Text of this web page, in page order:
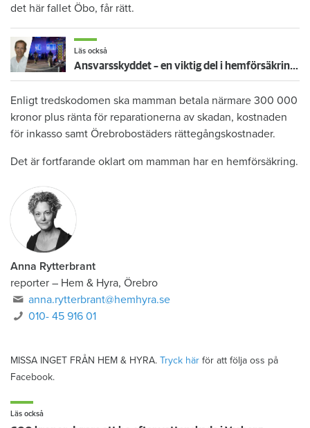
det här fallet Öbo, får rätt.
Läs också
Ansvarsskyddet – en viktig del i hemförsäkringen
Enligt tredskodomen ska mamman betala närmare 300 000
kronor plus ränta för reparationerna av skadan, kostnaden
för inkasso samt Örebrobostäders rättegångskostnader.
Det är fortfarande oklart om mamman har en hemförsäkring.
Anna Rytterbrant
reporter – Hem & Hyra, Örebro
anna.rytterbrant@hemhyra.se
010- 45 916 01
MISSA INGET FRÅN HEM & HYRA. Tryck här för att följa oss på
Facebook.
Läs också